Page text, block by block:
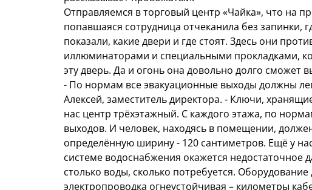
Отправляемся в торговый центр «Чайка», что на
попавшаяся сотрудница отчеканила без запинки,
показали, какие двери и где стоят. Здесь они
иллюминаторами и специальными прокладками,
эту дверь. Да и огонь она довольно долго сможет
- По нормам все эвакуационные выходы должны
Алексей, заместитель директора. - Ключи,
нас центр трёхэтажный. С каждого этажа, по
выходов. И человек, находясь в помещении,
определённую ширину - 120 сантиметров. Ещё у
системе водоснабжения окажется недостаточное
столько воды, сколько потребуется.
электропроводка огнеустойчивая – километры